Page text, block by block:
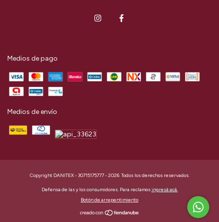
Medios de pago
Medios de envío
Copyright DANITEX - 30715175777 - 2026. Todos los derechos reservados.
Defensa de las y los consumidores. Para reclamosingresá acá.
Botón de arrepentimiento